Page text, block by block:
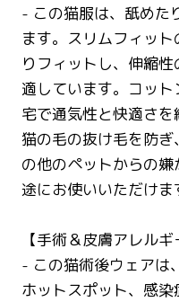
- この猫服は、舐めた
ます。スリムフィッ
りフィットし、伸縮
適しています。コッ
宅で通気性と快適さを
猫の毛の抜け毛を防
の他のペットからの
途にお使いいただけま
【手術＆皮膚アレルギ
- この猫術後ウェアは
ホットスポット、感